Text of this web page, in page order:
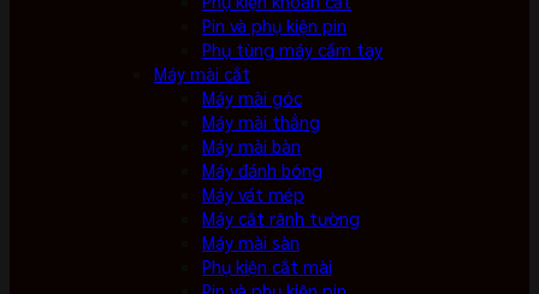
Pin và phụ kiện pin
Phụ tùng máy cầm tay
Máy mài cắt
Máy mài góc
Máy mài thẳng
Máy mài bàn
Máy đánh bóng
Máy vát mép
Máy cắt rãnh tường
Máy mài sàn
Phụ kiện cắt mài